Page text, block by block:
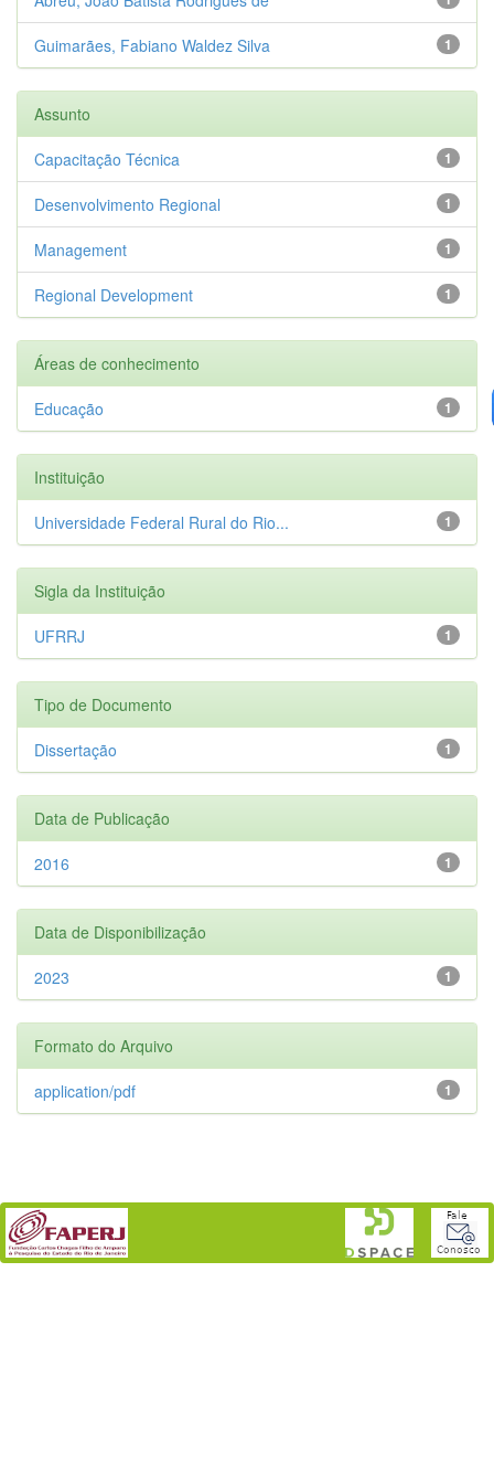
1
Guimarães, Fabiano Waldez Silva
Assunto
1
Capacitação Técnica
1
Desenvolvimento Regional
1
Management
1
Regional Development
Áreas de conhecimento
1
Educação
Instituição
1
Universidade Federal Rural do Rio...
Sigla da Instituição
1
UFRRJ
Tipo de Documento
1
Dissertação
Data de Publicação
1
2016
Data de Disponibilização
1
2023
Formato do Arquivo
1
application/pdf